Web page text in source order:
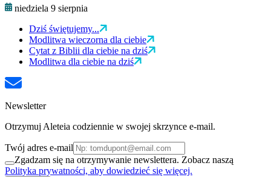
niedziela 9 sierpnia
Dziś świętujemy...
Modlitwa wieczorna dla ciebie
Cytat z Biblii dla ciebie na dziś
Modlitwa dla ciebie na dziś
Newsletter
Otrzymuj Aleteia codziennie w swojej skrzynce e-mail.
Twój adres e-mail
Zgadzam się na otrzymywanie newslettera. Zobacz naszą
Polityka prywatności, aby dowiedzieć się więcej.